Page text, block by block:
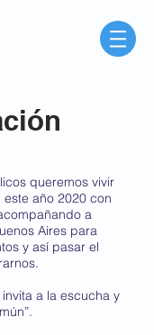
queremos vivir
año 2020 con
a
Aires para
y así pasar el
a la escucha y